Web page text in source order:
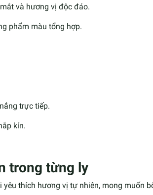
và hương vị độc đáo.
phẩm màu tổng hợp.
trực tiếp.
kín.
trong từng ly
thích hương vị tự nhiên, mong muốn